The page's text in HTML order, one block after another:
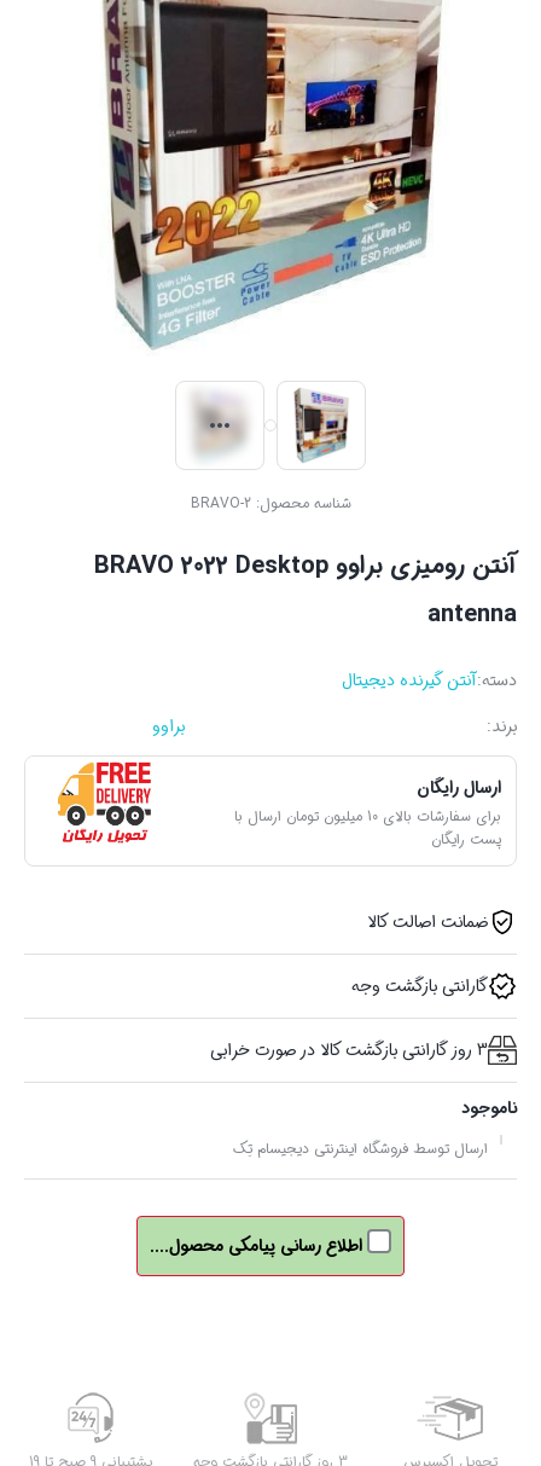
شناسه محصول:BRAVO-2
آنتن رومیزی براوو BRAVO 2022 Desktop
antenna
دسته:آنتن گیرنده دیجیتال
برند:
براوو
ارسال رایگان
برای سفارشات بالای 10 میلیون تومان ارسال با
پست رایگان
ضمانت اصالت کالا
گارانتی بازگشت وجه
3 روز گارانتی بازگشت کالا در صورت خرابی
ناموجود
ارسال توسط فروشگاه اینترنتی دیجیسام تِک
اطلاع رسانی پیامکی محصول....